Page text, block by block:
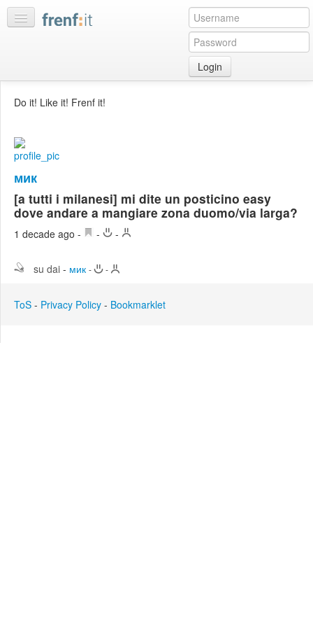
Login
My
discussions
Bookmarks
Best
day
:LISTS
:ROOMS
Do it! Like it! Frenf it!
мик
[a tutti i milanesi] mi dite un posticino easy
dove andare a mangiare zona duomo/via larga?
1 decade ago - - -
su dai - мик - -
ToS - Privacy Policy - Bookmarklet